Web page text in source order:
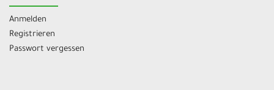
Anmelden
Registrieren
Passwort vergessen